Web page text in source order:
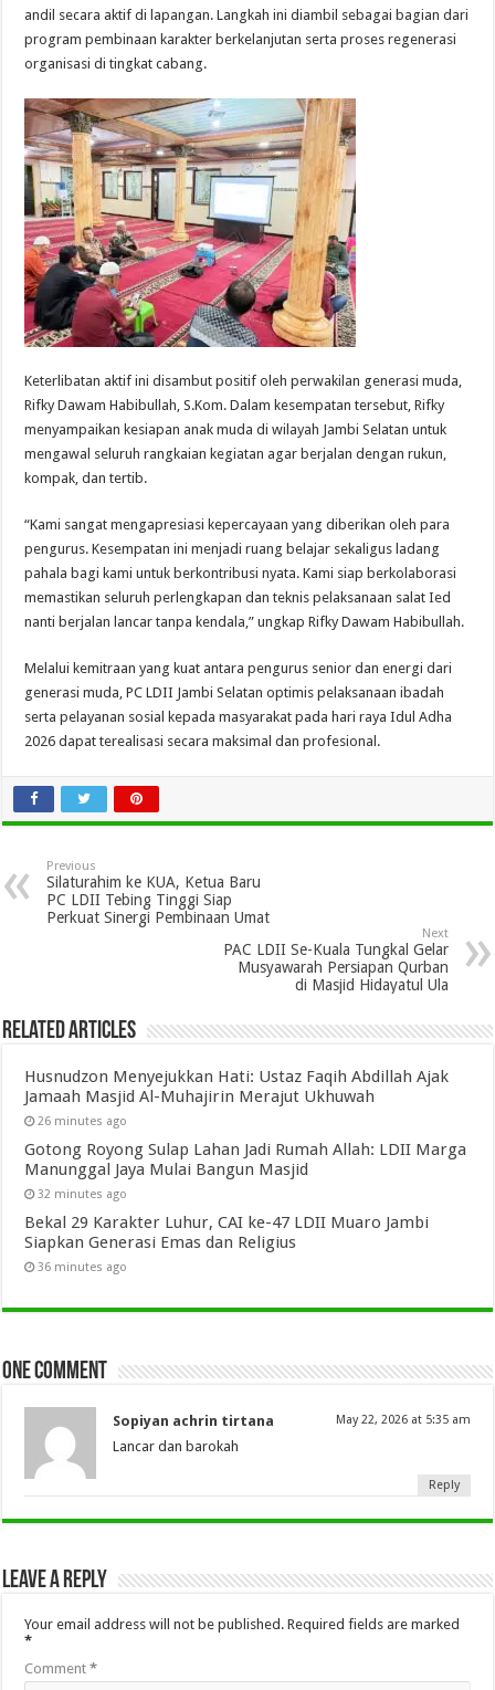
andil secara aktif di lapangan. Langkah ini diambil sebagai bagian dari
program pembinaan karakter berkelanjutan serta proses regenerasi
organisasi di tingkat cabang.
Keterlibatan aktif ini disambut positif oleh perwakilan generasi muda,
Rifky Dawam Habibullah, S.Kom. Dalam kesempatan tersebut, Rifky
menyampaikan kesiapan anak muda di wilayah Jambi Selatan untuk
mengawal seluruh rangkaian kegiatan agar berjalan dengan rukun,
kompak, dan tertib.
“Kami sangat mengapresiasi kepercayaan yang diberikan oleh para
pengurus. Kesempatan ini menjadi ruang belajar sekaligus ladang
pahala bagi kami untuk berkontribusi nyata. Kami siap berkolaborasi
memastikan seluruh perlengkapan dan teknis pelaksanaan salat Ied
nanti berjalan lancar tanpa kendala,” ungkap Rifky Dawam Habibullah.
Melalui kemitraan yang kuat antara pengurus senior dan energi dari
generasi muda, PC LDII Jambi Selatan optimis pelaksanaan ibadah
serta pelayanan sosial kepada masyarakat pada hari raya Idul Adha
2026 dapat terealisasi secara maksimal dan profesional.
Previous
Silaturahim ke KUA, Ketua Baru
PC LDII Tebing Tinggi Siap
Perkuat Sinergi Pembinaan Umat
Next
PAC LDII Se-Kuala Tungkal Gelar
Musyawarah Persiapan Qurban
di Masjid Hidayatul Ula
Related Articles
Husnudzon Menyejukkan Hati: Ustaz Faqih Abdillah Ajak
Jamaah Masjid Al-Muhajirin Merajut Ukhuwah
26 minutes ago
Gotong Royong Sulap Lahan Jadi Rumah Allah: LDII Marga
Manunggal Jaya Mulai Bangun Masjid
32 minutes ago
Bekal 29 Karakter Luhur, CAI ke-47 LDII Muaro Jambi
Siapkan Generasi Emas dan Religius
36 minutes ago
One comment
Sopiyan achrin tirtana May 22, 2026 at 5:35 am
Lancar dan barokah
Reply
Leave a Reply
Your email address will not be published. Required fields are marked
*
Comment*